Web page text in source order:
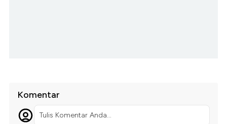
Komentar
Tulis Komentar Anda...